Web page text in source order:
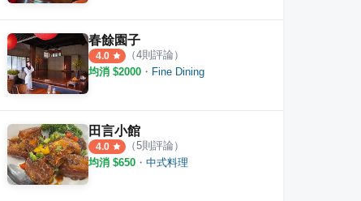
春餘園子
4.0 （4則評論）
均消 $2000 ・ Fine Dining
田言小館
4.0 （5則評論）
均消 $650 ・ 中式料理